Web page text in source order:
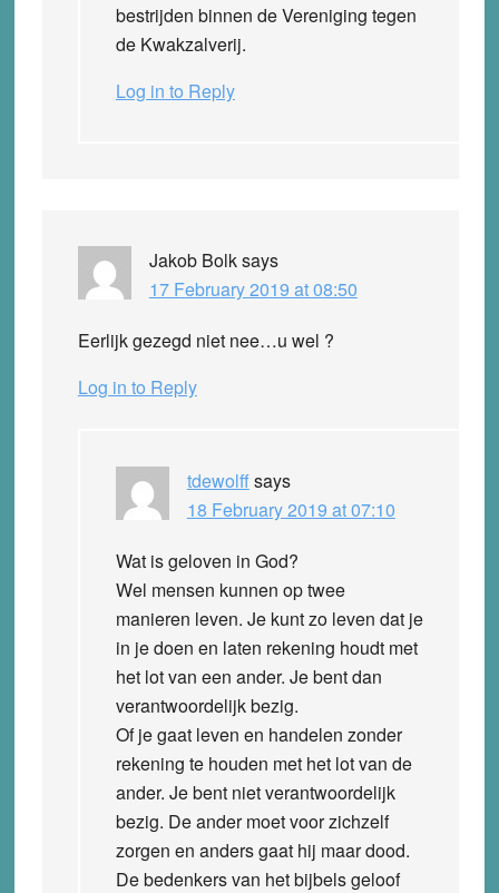
bestrijden binnen de Vereniging tegen
de Kwakzalverij.
Log in to Reply
Jakob Bolksays
17 February 2019 at 08:50
Eerlijk gezegd niet nee…u wel ?
Log in to Reply
tdewolffsays
18 February 2019 at 07:10
Wat is geloven in God?
Wel mensen kunnen op twee
manieren leven. Je kunt zo leven dat je
in je doen en laten rekening houdt met
het lot van een ander. Je bent dan
verantwoordelijk bezig.
Of je gaat leven en handelen zonder
rekening te houden met het lot van de
ander. Je bent niet verantwoordelijk
bezig. De ander moet voor zichzelf
zorgen en anders gaat hij maar dood.
De bedenkers van het bijbels geloof